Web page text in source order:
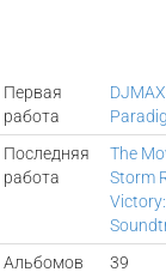
Первая
работа
Последняя
работа
The
Storm
Альбомов
39